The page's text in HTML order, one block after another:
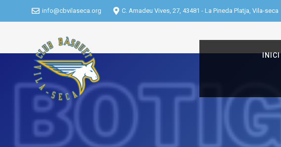
info@cbvilaseca.org C. Amadeu Vives, 27, 43481 - La Pineda Platja, Vila-seca
INICI